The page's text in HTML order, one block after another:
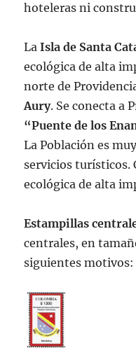
hoteleras ni
LaIsla de Santa
ecológica de alta
norte de
Aury. Se conecta a
“Puente de los
La Población es
servicios turísticos.
ecológica de alta
Estampillas
centrales, en
siguientes motivos: